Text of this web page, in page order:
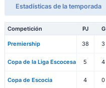
Estadísticas de la temporada
Competición PJ G
Premiership 38 3
Copa de la Liga Escocesa 5 4
Copa de Escocia 4 0